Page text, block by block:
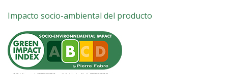
Impacto socio-ambiental del producto